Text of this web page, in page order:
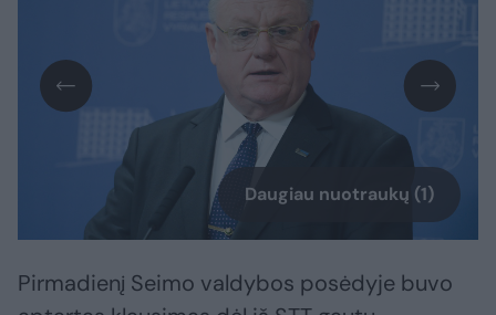
Daugiau nuotraukų (1)
Pirmadienį Seimo valdybos posėdyje buvo